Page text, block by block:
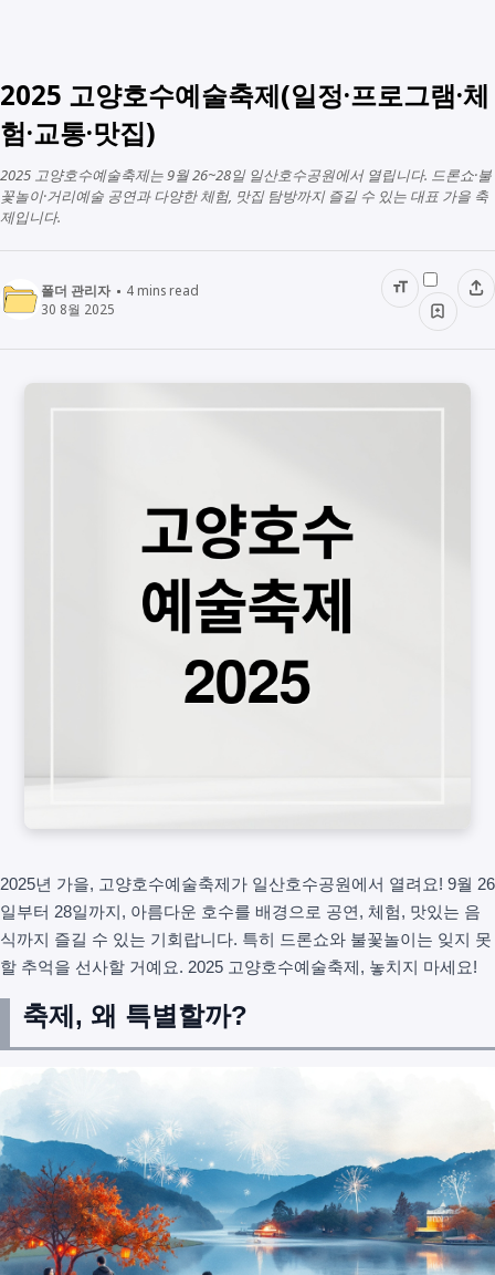
2025 고양호수예술축제(일정·프로그램·체
험·교통·맛집)
2025 고양호수예술축제는 9월 26~28일 일산호수공원에서 열립니다. 드론쇼·불
꽃놀이·거리예술 공연과 다양한 체험, 맛집 탐방까지 즐길 수 있는 대표 가을 축
제입니다.
폴더 관리자 4mins read
30 8월 2025
2025년 가을, 고양호수예술축제가 일산호수공원에서 열려요! 9월 26
일부터 28일까지, 아름다운 호수를 배경으로 공연, 체험, 맛있는 음
식까지 즐길 수 있는 기회랍니다. 특히 드론쇼와 불꽃놀이는 잊지 못
할 추억을 선사할 거예요. 2025 고양호수예술축제, 놓치지 마세요!
축제, 왜 특별할까?